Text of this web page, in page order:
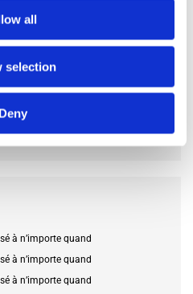
all
selection
Deny
ne pas préciser
ne pas préciser
ne pas préciser
ne pas préciser
à n’importe quand
à n’importe quand
à n’importe quand